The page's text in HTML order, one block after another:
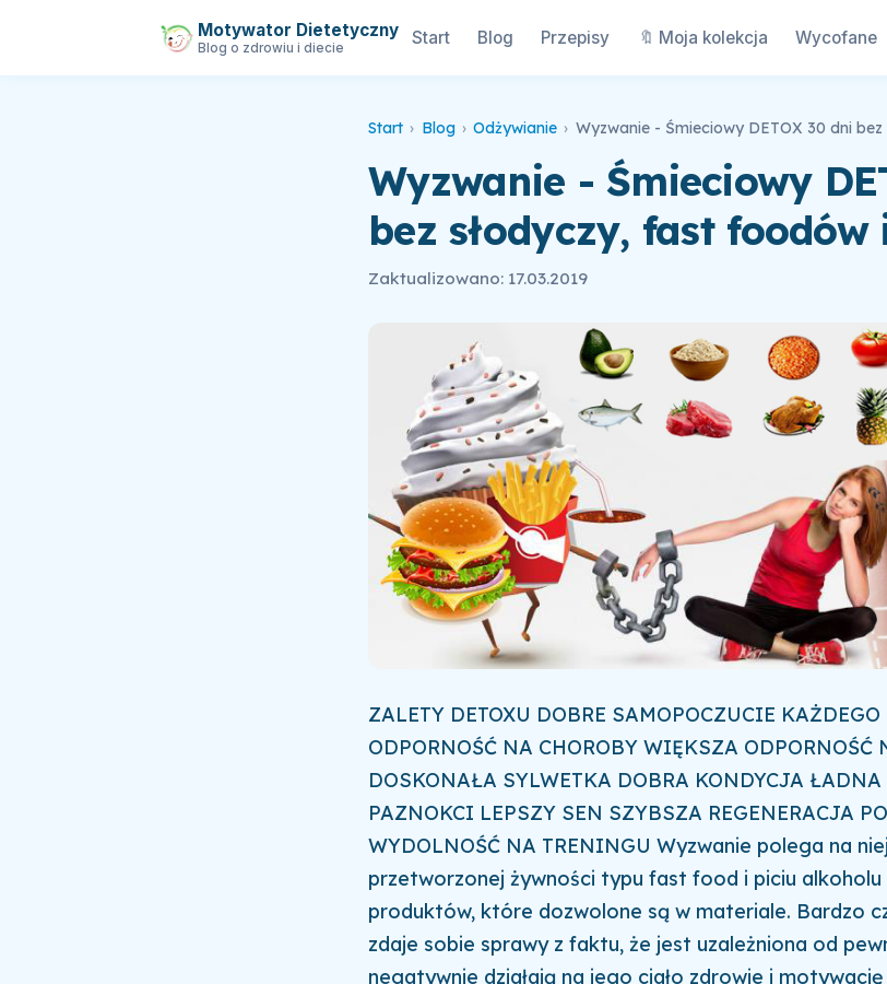
Motywator Dietetyczny
Blog o zdrowiu i diecie Start Blog Przepisy 🔖 Moja kolekcja Wycofane
Start › Blog › Odżywianie ›
Wyzwanie - Śmieciowy
bez słodyczy, fast
Zaktualizowano: 17.03.2019
ZALETY DETOXU DOBRE SAMOPOCZUCIE
ODPORNOŚĆ NA CHOROBY WIĘKSZA ODPORNOŚĆ
DOSKONAŁA SYLWETKA DOBRA KONDYCJA ŁADNA
PAZNOKCI LEPSZY SEN SZYBSZA REGENERACJA
WYDOLNOŚĆ NA TRENINGU Wyzwanie polega na
przetworzonej żywności typu fast food i piciu
produktów, które dozwolone są w materiale. Bardzo
zdaje sobie sprawy z faktu, że jest uzależniona od
negatywnie działają na jego ciało zdrowie i